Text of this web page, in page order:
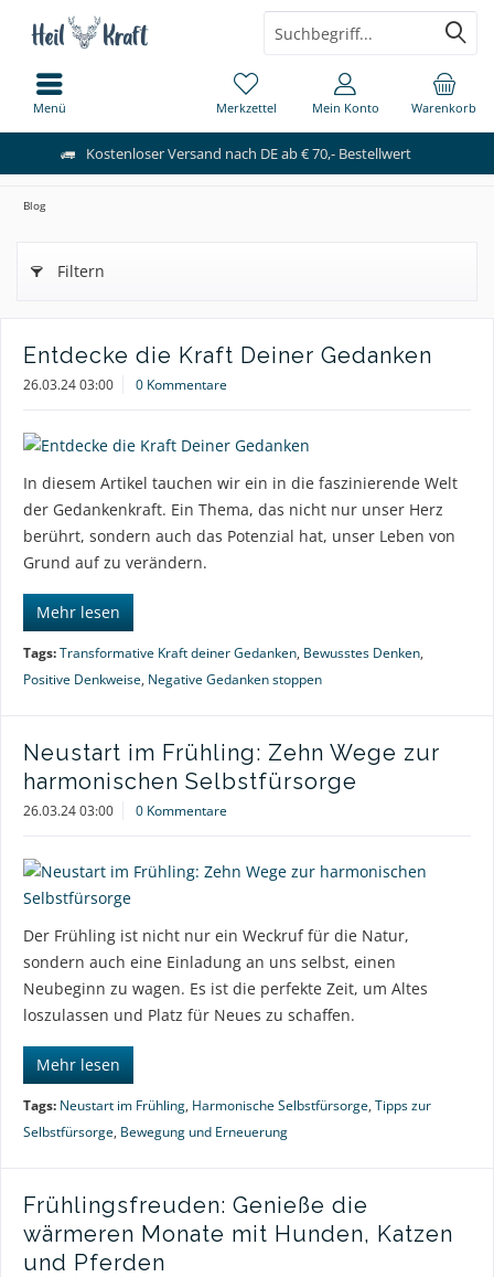
Kostenloser Versand nach DE ab € 70,- Bestellwert
Menü Warenkorb
Merkzettel Mein Konto
Blog
Filtern
Entdecke die Kraft Deiner Gedanken
26.03.24 03:00 0 Kommentare
In diesem Artikel tauchen wir ein in die faszinierende Welt
der Gedankenkraft. Ein Thema, das nicht nur unser Herz
berührt, sondern auch das Potenzial hat, unser Leben von
Grund auf zu verändern.
Mehr lesen
Tags:Transformative Kraft deiner Gedanken, Bewusstes Denken,
Positive Denkweise, Negative Gedanken stoppen
Neustart im Frühling: Zehn Wege zur
harmonischen Selbstfürsorge
26.03.24 03:00 0 Kommentare
Der Frühling ist nicht nur ein Weckruf für die Natur,
sondern auch eine Einladung an uns selbst, einen
Neubeginn zu wagen. Es ist die perfekte Zeit, um Altes
loszulassen und Platz für Neues zu schaffen.
Mehr lesen
Tags: Neustart im Frühling, Harmonische Selbstfürsorge, Tipps zur
Selbstfürsorge, Bewegung und Erneuerung
Frühlingsfreuden: Genieße die
wärmeren Monate mit Hunden, Katzen
und Pferden